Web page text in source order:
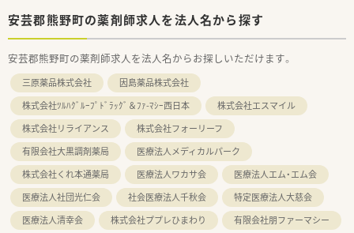
安芸郡熊野町の薬剤師求人を法人名から探す
安芸郡熊野町の薬剤師求人を法人名からお探しいただけます。
三原薬品株式会社
因島薬品株式会社
株式会社ﾂﾙﾊｸﾞﾙｰﾌﾟﾄﾞﾗｯｸﾞ＆ﾌｧ-ﾏｼｰ西日本
株式会社エスマイル
株式会社リライアンス
株式会社フォーリーフ
有限会社大黒調剤薬局
医療法人メディカルパーク
株式会社くれ本通薬局
医療法人ワカサ会
医療法人エム・エム会
医療法人社団光仁会
社会医療法人千秋会
特定医療法人大慈会
医療法人清幸会
株式会社ププレひまわり
有限会社朋ファーマシー